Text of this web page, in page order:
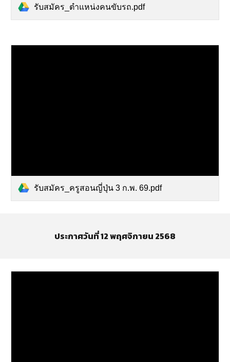
รับสมัคร_ตำแหน่งคนขับรถ.pdf
รับสมัคร_ครูสอนญี่ปุ่น 3 ก.พ. 69.pdf
ประกาศวันที่ 12 พฤศจิกายน 2568